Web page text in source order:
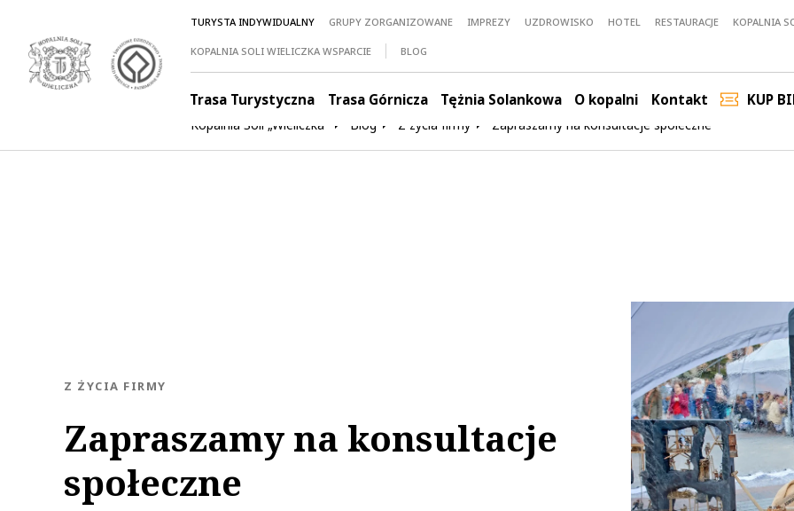
TURYSTA INDYWIDUALNY GRUPY ZORGANIZOWANE IMPREZY UZDROWISKO HOTEL RESTAURACJE
KOPALNIA
KOPALNIA SOLI WIELICZKA WSPARCIE
BLOG
Trasa Turystyczna Trasa Górnicza Tężnia Solankowa O kopalni Kontakt KUP
Kopalnia Soli „Wieliczka” Blog Z życia firmy Zapraszamy na konsultacje społeczne
Zapraszamy na konsultacje
społeczne
KATEGORIA:
Z ŻYCIA FIRMY